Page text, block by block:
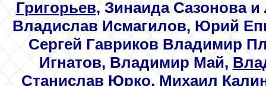
Григорьев, Зинаида Сазонова
Владислав Исмагилов, Юрий
Сергей Гавриков Владимир
Игнатов,Владимир Май,
Станислав Юрко, Михаил